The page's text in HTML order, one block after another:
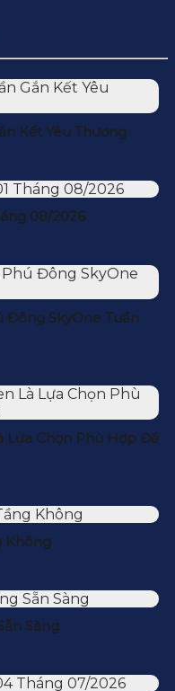
Kết Yêu Thương
08/2026
Đông SkyOne Tuần
Lựa Chọn Phù Hợp Để
Không
Sàng